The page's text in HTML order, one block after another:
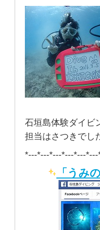
石垣島体験ダイビ
担当はさつきでし
*---*---*---*---*---
「うみ